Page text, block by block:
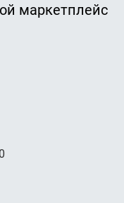
маркетплейс